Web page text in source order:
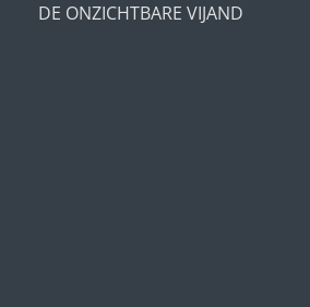
DE ONZICHTBARE VIJAND